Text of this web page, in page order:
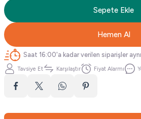
Sepete Ekle
Hemen Al
Saat 16:00'a kadar verilen siparişler
Tavsiye Et Karşılaştır Fiyat Alarmı